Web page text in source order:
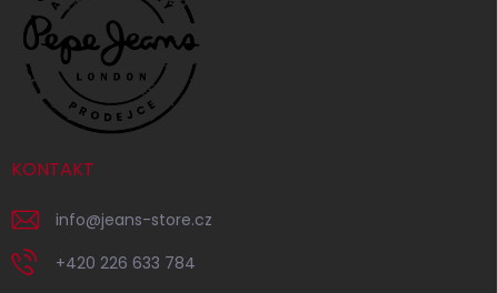
KONTAKT
info@jeans-store.cz
+420 226 633 784